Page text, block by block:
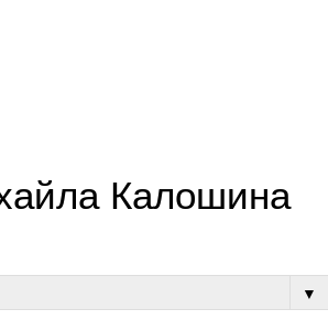
Калошина
▼